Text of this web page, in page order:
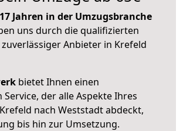
Jahren in der Umzugsbranche
uns durch die qualifizierten
Anbieter in Krefeld
bietet Ihnen einen
Service, der alle Aspekte Ihres
nach Weststadt abdeckt,
bis hin zur Umsetzung.